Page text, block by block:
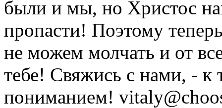
были и мы, но Христос
пропасти! Поэтому
не можем молчать и от
тебе! Свяжись с нами, - к
пониманием!